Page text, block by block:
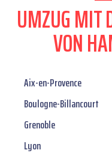
UMZUG MIT
VON
Aix-en-Provence
Boulogne-Billancourt
Grenoble
Lyon